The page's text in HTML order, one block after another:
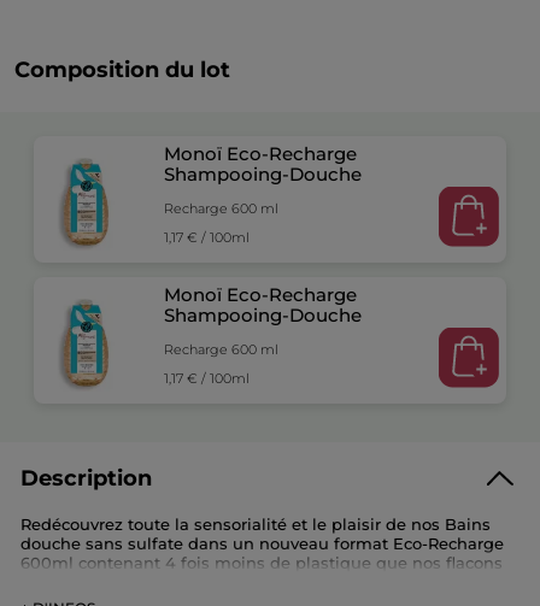
Composition du lot
Monoï Eco-Recharge
Shampooing-Douche
Recharge 600 ml
1,17 € / 100ml
Monoï Eco-Recharge
Shampooing-Douche
Recharge 600 ml
1,17 € / 100ml
Description
Redécouvrez toute la sensorialité et le plaisir de nos Bains
douche sans sulfate dans un nouveau format Eco-Recharge
600ml contenant 4 fois moins de plastique que nos flacons